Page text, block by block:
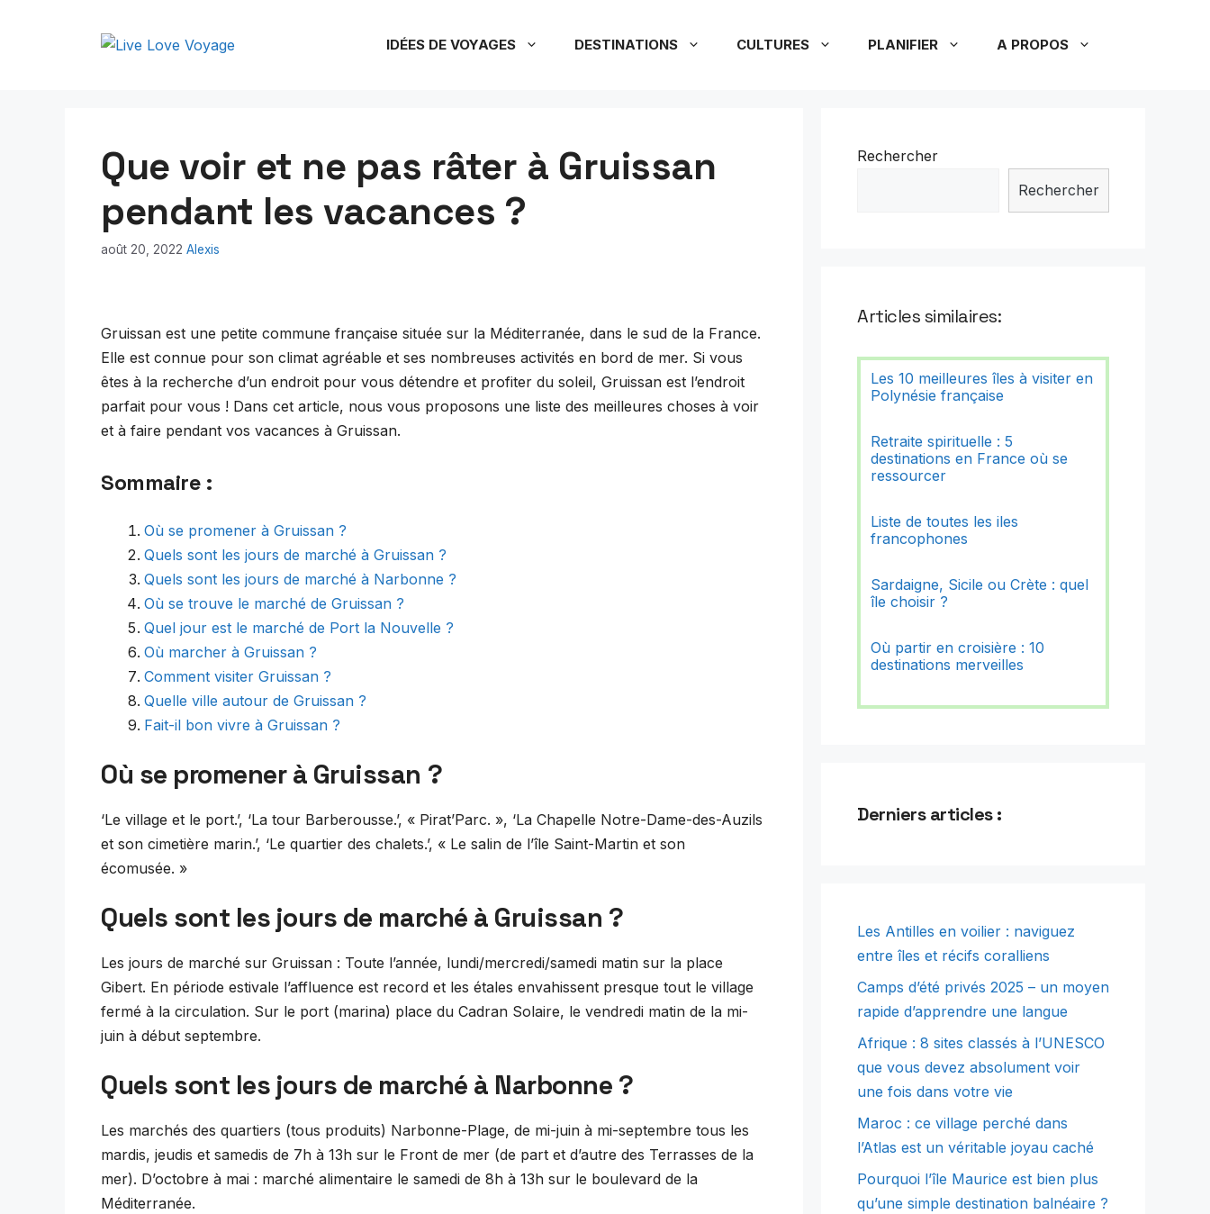
IDÉES DE VOYAGES DESTINATIONS CULTURES PLANIFIER A PROPOS
Que voir et ne pas râter à Gruissan
pendant les vacances ?
août 20, 2022 Alexis
Gruissan est une petite commune française située sur la Méditerranée, dans le sud de la France.
Elle est connue pour son climat agréable et ses nombreuses activités en bord de mer. Si vous
êtes à la recherche d’un endroit pour vous détendre et profiter du soleil, Gruissan est l’endroit
parfait pour vous ! Dans cet article, nous vous proposons une liste des meilleures choses à voir
et à faire pendant vos vacances à Gruissan.
Sommaire :
Où se promener à Gruissan ?
Quels sont les jours de marché à Gruissan ?
Quels sont les jours de marché à Narbonne ?
Où se trouve le marché de Gruissan ?
Quel jour est le marché de Port la Nouvelle ?
Où marcher à Gruissan ?
Comment visiter Gruissan ?
Quelle ville autour de Gruissan ?
Fait-il bon vivre à Gruissan ?
Où se promener à Gruissan ?
‘Le village et le port.’, ‘La tour Barberousse.’, « Pirat’Parc. », ‘La Chapelle Notre-Dame-des-Auzils
et son cimetière marin.’, ‘Le quartier des chalets.’, « Le salin de l’île Saint-Martin et son
écomusée. »
Quels sont les jours de marché à Gruissan ?
Les jours de marché sur Gruissan : Toute l’année, lundi/mercredi/samedi matin sur la place
Gibert. En période estivale l’affluence est record et les étales envahissent presque tout le village
fermé à la circulation. Sur le port (marina) place du Cadran Solaire, le vendredi matin de la mi-
juin à début septembre.
Quels sont les jours de marché à Narbonne ?
Les marchés des quartiers (tous produits) Narbonne-Plage, de mi-juin à mi-septembre tous les
mardis, jeudis et samedis de 7h à 13h sur le Front de mer (de part et d’autre des Terrasses de la
mer). D’octobre à mai : marché alimentaire le samedi de 8h à 13h sur le boulevard de la
Méditerranée.
Rechercher
Rechercher
Articles similaires:
Les 10 meilleures îles à visiter en
Polynésie française
Retraite spirituelle : 5
destinations en France où se
ressourcer
Liste de toutes les iles
francophones
Sardaigne, Sicile ou Crète : quel
île choisir ?
Où partir en croisière : 10
destinations merveilles
Derniers articles :
Les Antilles en voilier : naviguez
entre îles et récifs coralliens
Camps d’été privés 2025 – un moyen
rapide d’apprendre une langue
Afrique : 8 sites classés à l’UNESCO
que vous devez absolument voir
une fois dans votre vie
Maroc : ce village perché dans
l’Atlas est un véritable joyau caché
Pourquoi l’île Maurice est bien plus
qu’une simple destination balnéaire ?